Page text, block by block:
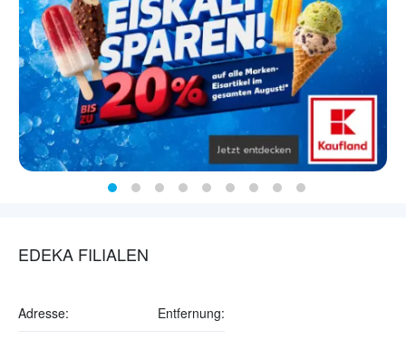
EDEKA FILIALEN
Adresse: Entfernung: